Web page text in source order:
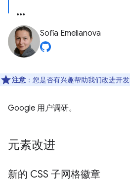
Sofia Emelianova
注意 ：您是否有兴趣帮助我们改进开
Google 用户调研。
元素改进
新的 CSS 子网格徽章